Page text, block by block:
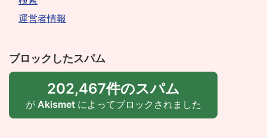
運営者情報
ブロックしたスパム
202,467件のスパム
が Akismetによってブロックされました